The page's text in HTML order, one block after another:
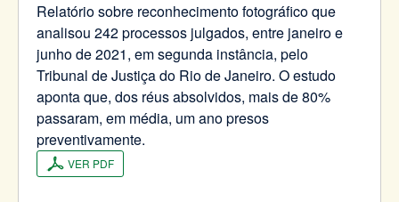
Relatório sobre reconhecimento fotográfico que
analisou 242 processos julgados, entre janeiro e
junho de 2021, em segunda instância, pelo
Tribunal de Justiça do Rio de Janeiro. O estudo
aponta que, dos réus absolvidos, mais de 80%
passaram, em média, um ano presos
preventivamente.
VER PDF